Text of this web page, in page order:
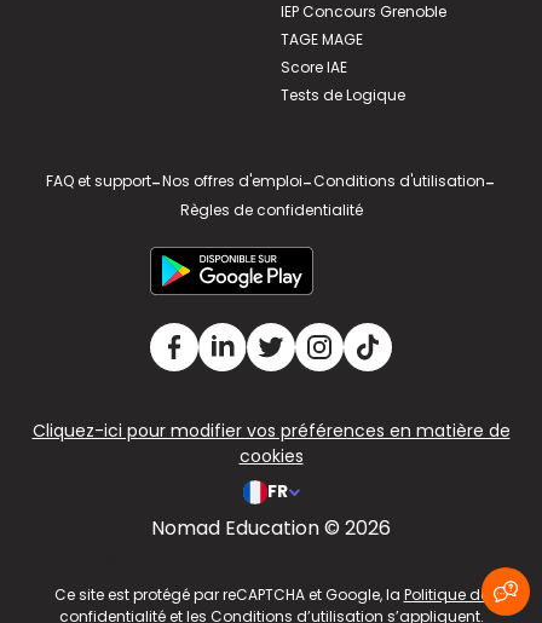
IEP Concours Grenoble
TAGE MAGE
Score IAE
Tests de Logique
FAQ et support-Nos offres d'emploi-Conditions d'utilisation-
Règles de confidentialité
Cliquez-ici pour modifier vos préférences en matière de
cookies
FR
Nomad Education © 2026
Ce site est protégé par reCAPTCHA et Google, la Politique de
confidentialitéet les Conditions d’utilisation s’appliquent.